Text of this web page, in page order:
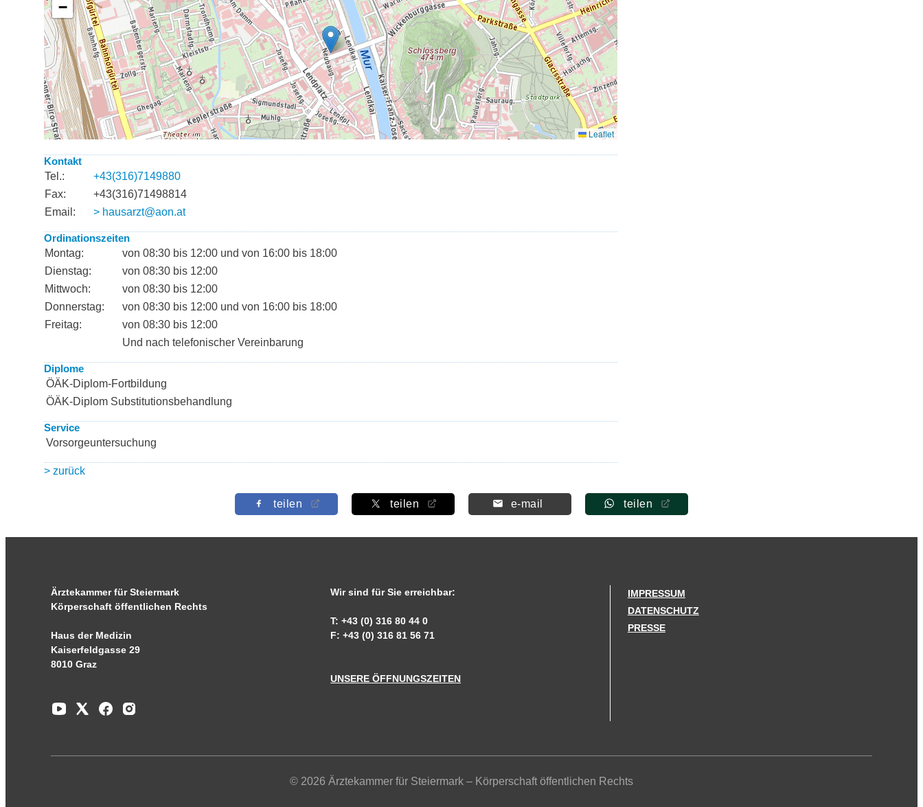
Kontakt
Tel.:
+43(316)7149880
Fax:
+43(316)71498814
Email:
> hausarzt@aon.at
Ordinationszeiten
Montag:
von 08:30 bis 12:00 und von 16:00 bis 18:00
Dienstag:
von 08:30 bis 12:00
Mittwoch:
von 08:30 bis 12:00
Donnerstag:
von 08:30 bis 12:00 und von 16:00 bis 18:00
Freitag:
von 08:30 bis 12:00
Und nach telefonischer Vereinbarung
Diplome
ÖÄK-Diplom-Fortbildung
ÖÄK-Diplom Substitutionsbehandlung
Service
Vorsorgeuntersuchung
> zurück
teilen teilen e-mail teilen
Ärztekammer für Steiermark
Körperschaft öffentlichen Rechts
Haus der Medizin
Kaiserfeldgasse 29
8010 Graz
Wir sind für Sie erreichbar:
T: +43 (0) 316 80 44 0
F: +43 (0) 316 81 56 71
UNSERE ÖFFNUNGSZEITEN
IMPRESSUM
DATENSCHUTZ
PRESSE
© 2026 Ärztekammer für Steiermark – Körperschaft öffentlichen Rechts